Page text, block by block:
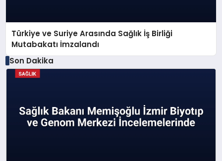
Türkiye ve Suriye Arasında Sağlık İş Birliği
Mutabakatı İmzalandı
Son Dakika